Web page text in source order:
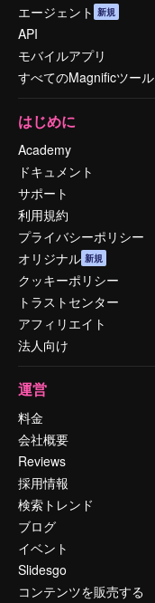
エージェント 新規
API
モバイルアプリ
すべてのMagnificツール
はじめに
Academy
ドキュメント
サポート
利用規約
プライバシーポリシー
オリジナル 新規
クッキーポリシー
トラストセンター
アフィリエイト
法人向け
運営
料金
会社概要
Reviews
採用情報
検索トレンド
ブログ
イベント
Slidesgo
コンテンツを販売する